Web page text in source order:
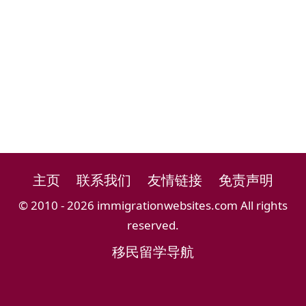
主页 联系我们 友情链接 免责声明
© 2010 - 2026 immigrationwebsites.com All rights
reserved.
移民留学导航